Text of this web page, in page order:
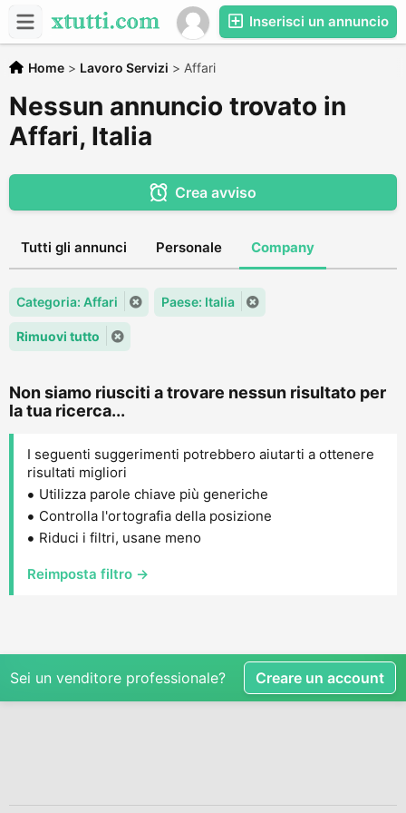
Inserisci un annuncio
Home > Lavoro Servizi > Affari
Nessun annuncio trovato in
Affari, Italia
Crea avviso
Tutti gli annunci Personale Company
Categoria: Affari Paese: Italia
Rimuovi tutto
Non siamo riusciti a trovare nessun risultato per
la tua ricerca...
I seguenti suggerimenti potrebbero aiutarti a ottenere
risultati migliori
Utilizza parole chiave più generiche
Controlla l'ortografia della posizione
Riduci i filtri, usane meno
Reimposta filtro →
Sei un venditore professionale? Creare un account